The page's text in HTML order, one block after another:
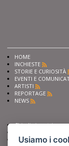
HOME
INCHIESTE
STORIE E CURIOSITÀ
EVENTI E
ARTISTI
REPORTAGE
NEWS
Chiedi ai nostri
Fai pubblicità con noi
Usiamo i